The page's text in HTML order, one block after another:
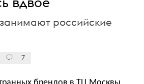
российские
7